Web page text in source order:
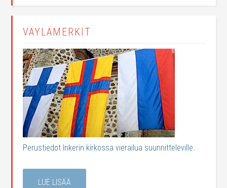
VÄYLÄMERKIT
Perustiedot Inkerin kirkossa vierailua suunnitteleville.
LUE LISÄÄ